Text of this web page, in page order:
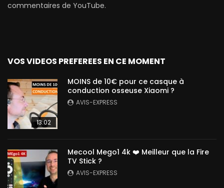
commentaires de YouTube.
VOS VIDEOS PREFEREES EN CE MOMENT
13:02
MOINS de 10€ pour ce casque à
conduction osseuse Xiaomi ?
AVIS-EXPRESS
Mecool Mego1 4k ❤️ Meilleur que la Fire
TV Stick ?
AVIS-EXPRESS